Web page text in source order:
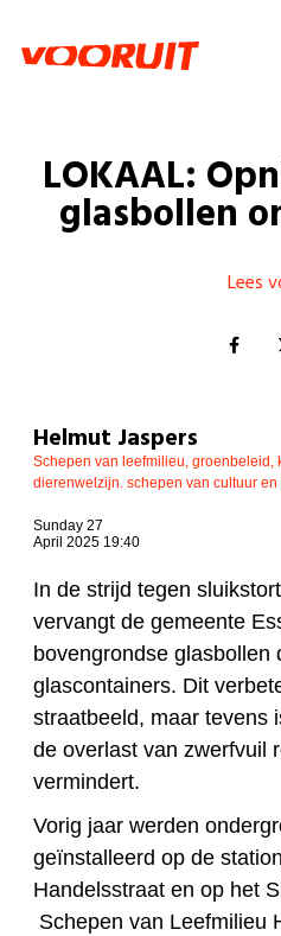
Gelijke
Kinderen en
OnzeDoe
DoeShop
LOKAAL:
glasbollen
Lees
Helmut Jaspers
Schepen van leefmilieu, groenbeleid,
dierenwelzijn. schepen van cultuur
Sunday 27
April 2025 19:40
In de strijd tegen
vervangt de gemeente
bovengrondse glasbollen
glascontainers. Dit
straatbeeld, maar tevens
de overlast van zwerfvuil
vermindert.
Vorig jaar werden
geïnstalleerd op de
Handelsstraat en op het
Schepen van Leefmilieu